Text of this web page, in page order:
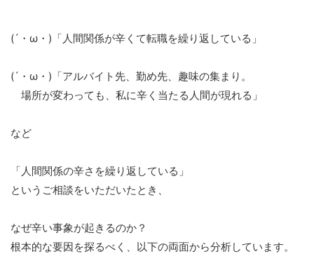
(´・ω・)「人間関係が辛くて転職を繰り返している」
(´・ω・)「アルバイト先、勤め先、趣味の集まり。
場所が変わっても、私に辛く当たる人間が現れる」
など
「人間関係の辛さを繰り返している」
というご相談をいただいたとき、
なぜ辛い事象が起きるのか？
根本的な要因を探るべく、以下の両面から分析しています。